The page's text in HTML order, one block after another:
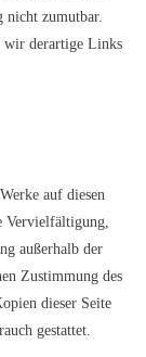
nicht zumutbar.
wir derartige Links
auf diesen
Vervielfältigung,
außerhalb der
Zustimmung des
dieser Seite
gestattet.